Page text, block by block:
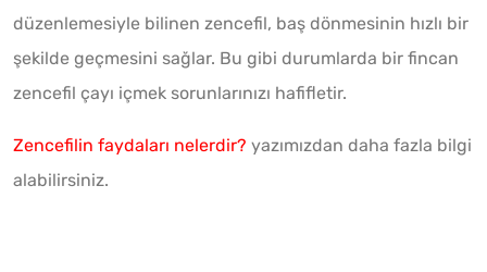
düzenlemesiyle bilinen zencefil, baş dönmesinin hızlı bir
şekilde geçmesini sağlar. Bu gibi durumlarda bir fincan
zencefil çayı içmek sorunlarınızı hafifletir.
Zencefilin faydaları nelerdir? yazımızdan daha fazla bilgi
alabilirsiniz.